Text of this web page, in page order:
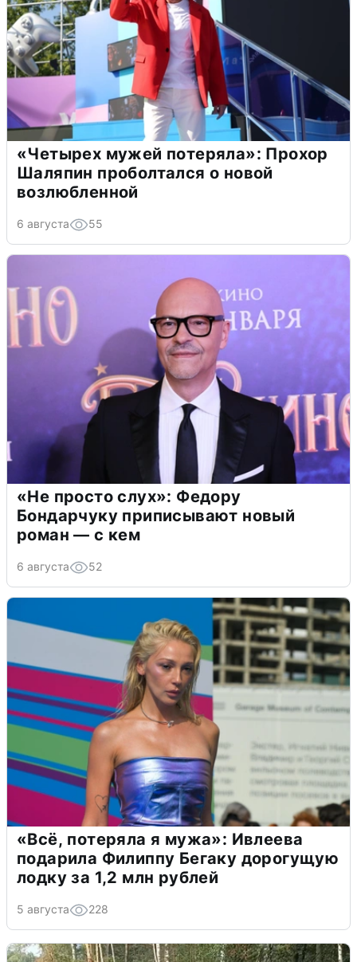
«Четырех мужей потеряла»: Прохор
Шаляпин проболтался о новой
возлюбленной
6 августа 55
«Не просто слух»: Федору
Бондарчуку приписывают новый
роман — с кем
6 августа 52
«Всё, потеряла я мужа»: Ивлеева
подарила Филиппу Бегаку дорогущую
лодку за 1,2 млн рублей
5 августа 228